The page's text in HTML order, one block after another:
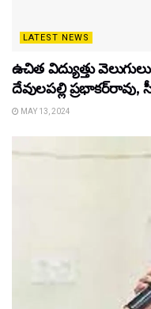
LATEST NEWS
ఉచిత విద్యుత్తు
దేవులపల్లి ప్రభాకర్‌రావు,
MAY 13, 2024